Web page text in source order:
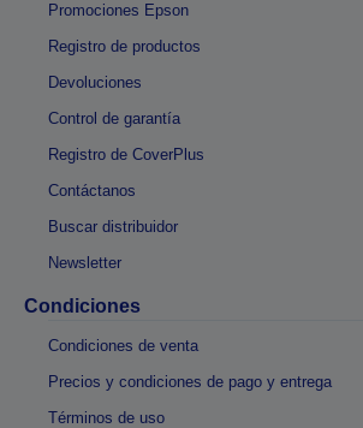
Promociones Epson
Registro de productos
Devoluciones
Control de garantía
Registro de CoverPlus
Contáctanos
Buscar distribuidor
Newsletter
Condiciones
Condiciones de venta
Precios y condiciones de pago y entrega
Términos de uso